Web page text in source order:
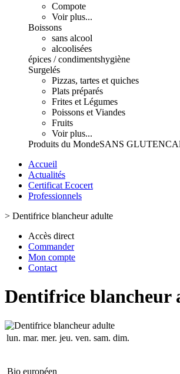
Compote
Voir plus...
Boissons
sans alcool
alcoolisées
épices / condimentshygiène
Surgelés
Pizzas, tartes et quiches
Plats préparés
Frites et Légumes
Poissons et Viandes
Fruits
Voir plus...
Produits du MondeSANS GLUTEN
Accueil
Actualités
Certificat Ecocert
Professionnels
> Dentifrice blancheur adulte
Accès direct
Commander
Mon compte
Contact
Dentifrice blancheur
lun. mar. mer. jeu. ven. sam. dim.
Bio européen